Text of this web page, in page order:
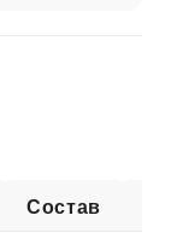
Состав